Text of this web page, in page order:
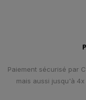
Paiement sécurisé par
mais aussi jusqu'à